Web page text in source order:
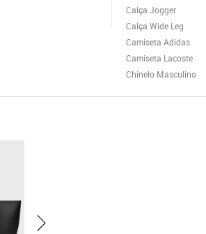
Calça Jogger
Calça Wide Leg
Camiseta Adidas
Camiseta Lacoste
Chinelo Masculino